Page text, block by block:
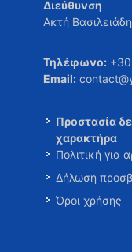
Διεύθυνση
Ακτή
Τηλέφωνο:
Email:
Προστασία
χαρακτήρα
Πολιτική για
Δήλωση
Όροι χρήσης